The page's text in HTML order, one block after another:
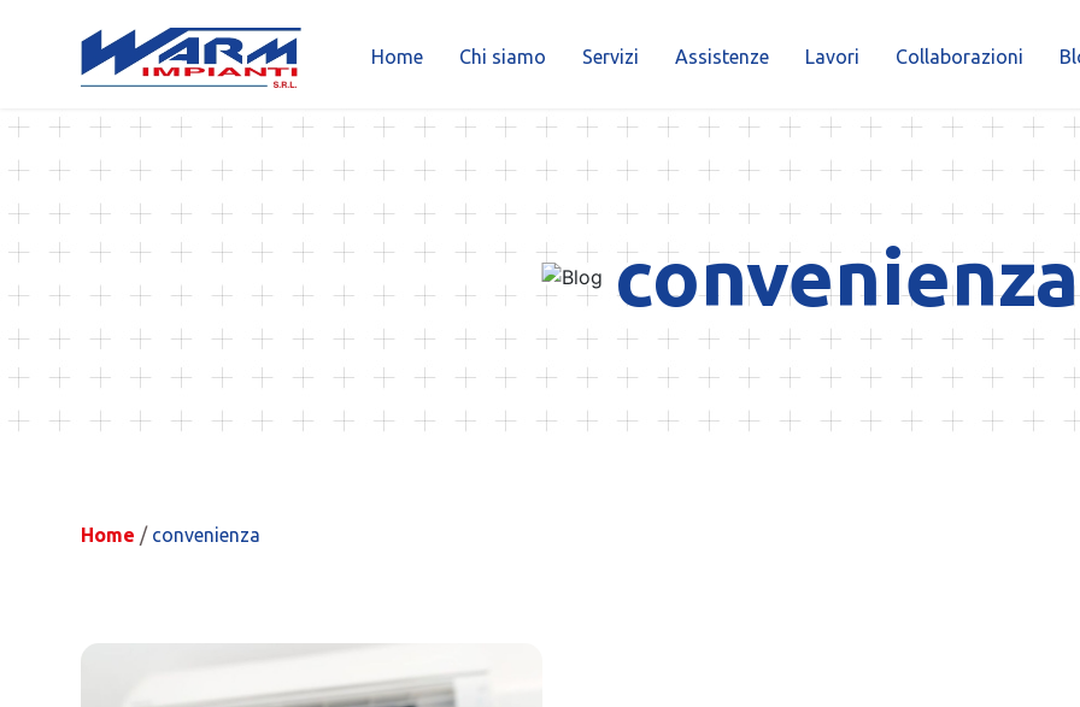
Skip
content
Home Chi siamo Servizi Assistenze Lavori Collaborazioni
convenienza
Home / convenienza